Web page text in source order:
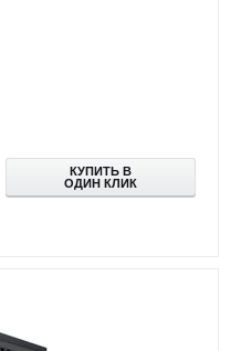
КУПИТЬ В
ОДИН КЛИК